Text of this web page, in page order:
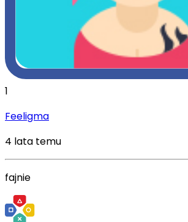
1
Feeligma
4 lata temu
fajnie